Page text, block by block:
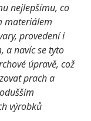
nejlepšímu, co
materiálem
provedení i
a navíc se tyto
úpravě, což
prach a
výrobků